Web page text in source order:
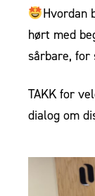
Hvordan
hørt med
sårbare, for
TAKK for
dialog om